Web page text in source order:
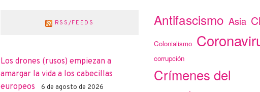
RSS/FEEDS
Los drones (rusos) empiezan a
amargar la vida a los cabecillas
europeos
6 de agosto de 2026
Antifascismo Asia
Colonialismo
corrupción
Crímenes del